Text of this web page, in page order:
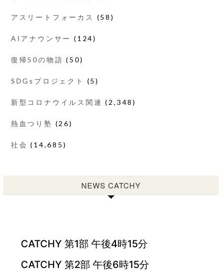
アスリートフォーカス (58)
AIアナウンサー (124)
復帰50の物語 (50)
SDGsプロジェクト (5)
新型コロナウイルス関連 (2,348)
熱血つり塾 (26)
社会 (14,685)
NEWS CATCHY
CATCHY 第1部 午後4時15分
CATCHY 第2部 午後6時15分